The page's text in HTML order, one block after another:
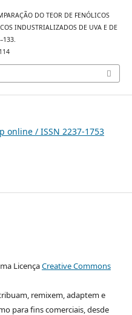
DO TEOR DE FENÓLICOS
INDUSTRIALIZADOS DE UVA E DE
online / ISSN 2237-1753
LicençaCreative Commons
remixem, adaptem e
para fins comerciais, desde